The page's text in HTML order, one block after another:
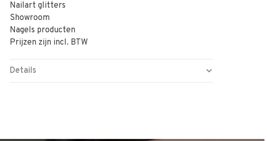
Nailart glitters
Showroom
Nagels producten
Prijzen zijn incl. BTW
Details